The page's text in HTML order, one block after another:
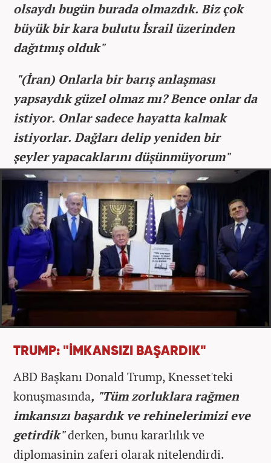
olsaydı bugün burada olmazdık. Biz çok
büyük bir kara bulutu İsrail üzerinden
dağıtmış olduk"
"(İran) Onlarla bir barış anlaşması
yapsaydık güzel olmaz mı? Bence onlar da
istiyor. Onlar sadece hayatta kalmak
istiyorlar. Dağları delip yeniden bir
şeyler yapacaklarını düşünmüyorum"
TRUMP: "İMKANSIZI BAŞARDIK"
ABD Başkanı Donald Trump, Knesset'teki
konuşmasında, "Tüm zorluklara rağmen
imkansızı başardık ve rehinelerimizi eve
getirdik"derken, bunu kararlılık ve
diplomasinin zaferi olarak nitelendirdi.